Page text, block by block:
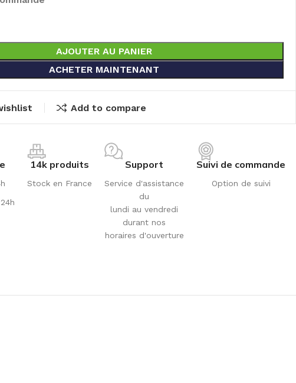
AJOUTER AU PANIER
ACHETER MAINTENANT
Add to compare
14k produits
Stock en France
Support
Service d'assistance
du
lundi au vendredi
durant nos
horaires d'ouverture
Suivi de commande
Option de suivi